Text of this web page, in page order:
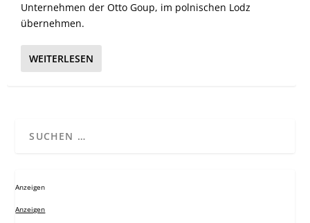
Unternehmen der Otto Goup, im polnischen Lodz
übernehmen.
WEITERLESEN
Anzeigen
Anzeigen